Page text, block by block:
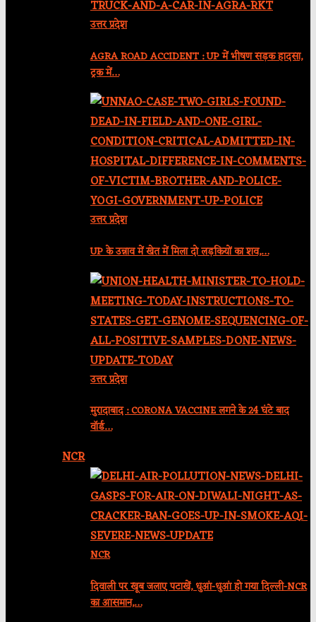
उत्तर प्रदेश
AGRA ROAD ACCIDENT : UP में भीषण सड़क हादसा,
ट्रक में…
उत्तर प्रदेश
UP के उन्नाव में खेत में मिला दो लड़कियों का शव,…
उत्तर प्रदेश
मुरादाबाद : CORONA VACCINE लगने के 24 घंटे बाद
वॉर्ड…
NCR
NCR
दिवाली पर खूब जलाए पटाखें, धुआं-धुआं हो गया दिल्ली-NCR
का आसमान,…